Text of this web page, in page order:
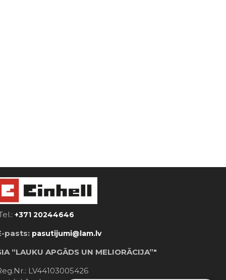
+371 20244646
pasts: pasutijumi@lam.lv
“LAUKU APGĀDS UN MELIORĀCIJA”"
LV44103005426